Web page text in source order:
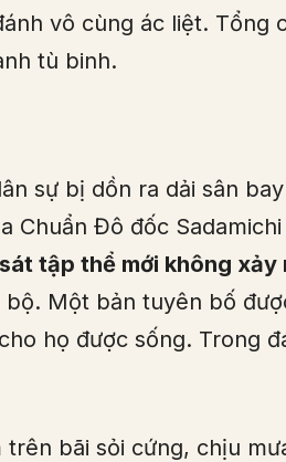
vô cùng ác liệt. Tổng
tù binh.
sự bị dồn ra dải sân
Chuẩn Đô đốc Sadamichi
tập thể mới không xảy
Một bản tuyên bố
họ được sống. Trong
bãi sỏi cứng, chịu